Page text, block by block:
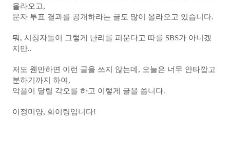
올라오고,
문자 투표 결과를 공개하라는 글도 많이 올라오고 있습니다.
뭐, 시청자들이 그렇게 난리를 피운다고 따를 SBS가 아니겠
지만..
저도 웬만하면 이런 글을 쓰지 않는데, 오늘은 너무 안타깝고
분하기까지 하여,
악플이 달릴 각오를 하고 이렇게 글을 씁니다.
이정미양, 화이팅입니다!